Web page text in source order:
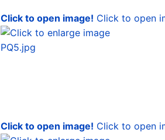
Click to open image! Click to open
Click to open image! Click to open